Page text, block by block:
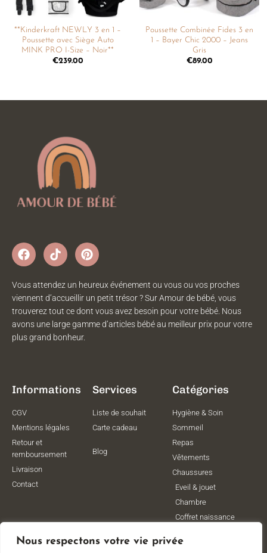
Nous respectons votre vie privée
**Kinderkraft NEWLY 3 en 1 –
Poussette avec Siège Auto
MINK PRO I-Size – Noir**
€239.00
Poussette Combinée Fides 3 en
1 – Bayer Chic 2000 – Jeans
Gris
€89.00
Vous attendez un heureux événement ou vous ou vos proches
viennent d’accueillir un petit trésor ? Sur Amour de bébé, vous
trouverez tout ce dont vous avez besoin pour votre bébé. Nous
avons une large gamme d’articles bébé au meilleur prix pour votre
plus grand bonheur.
Informations
CGV
Mentions légales
Retour et
remboursement
Livraison
Contact
Services
Liste de souhait
Carte cadeau
Blog
Catégories
Hygiène & Soin
Sommeil
Repas
Vêtements
Chaussures
Eveil & jouet
Chambre
Coffret naissance
Vêtements de